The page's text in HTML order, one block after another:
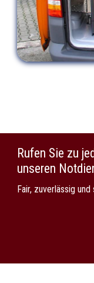
Rufen Sie zu
unseren
Fair, zuverlässig und